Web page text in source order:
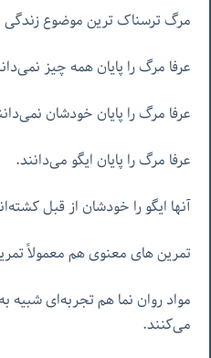
مرگ ترسناک ترین موضوع
عرفا مرگ را پایان همه چیز
عرفا مرگ را پایان خودشان
عرفا مرگ را پایان ایگو می‌دانند.
آنها ایگو را خودشان از قبل
تمرین های معنوی هم معمولاً
مواد روان نما هم تجربه‌ای شبیه
می‌کنند.